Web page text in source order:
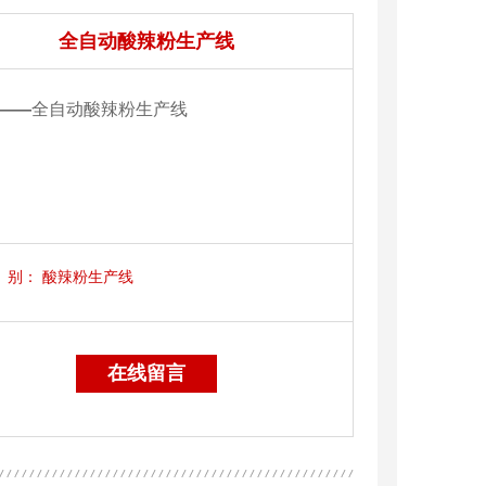
全自动酸辣粉生产线
——全自动酸辣粉生产线
： 酸辣粉生产线
在线留言